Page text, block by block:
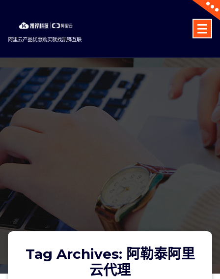
content
阿里云产品优惠购买就找凯铧互联
Tag Archives: 阿勒泰阿里
云代理